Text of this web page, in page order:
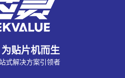
贴片机而生
式解决方案引领者